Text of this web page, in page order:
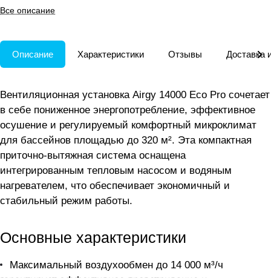
микроклимата в бассейнах.
Все описание
Описание Характеристики Отзывы Доставка
Вентиляционная установка Airgy 14000 Eco Pro сочетает
в себе пониженное энергопотребление, эффективное
осушение и регулируемый комфортный микроклимат
для бассейнов площадью до 320 м². Эта компактная
приточно-вытяжная система оснащена
интегрированным тепловым насосом и водяным
нагревателем, что обеспечивает экономичный и
стабильный режим работы.
Основные характеристики
Максимальный воздухообмен до 14 000 м³/ч